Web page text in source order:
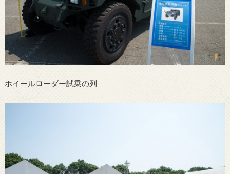
ホイールローダー試乗の列